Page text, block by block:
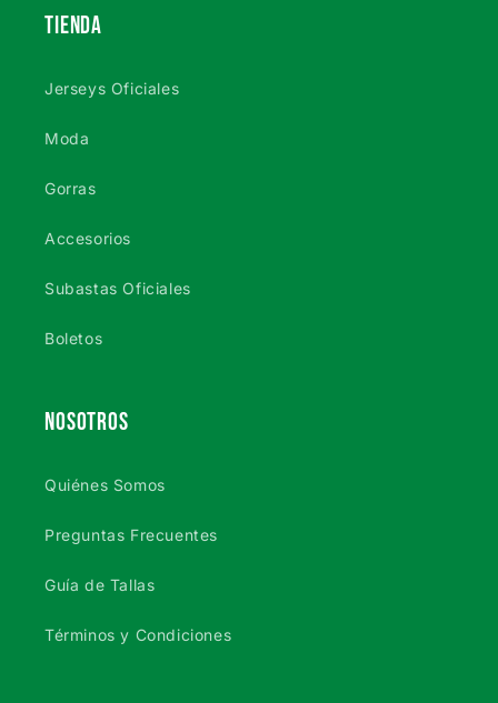
TIENDA
Jerseys Oficiales
Moda
Gorras
Accesorios
Subastas Oficiales
Boletos
NOSOTROS
Quiénes Somos
Preguntas Frecuentes
Guía de Tallas
Términos y Condiciones